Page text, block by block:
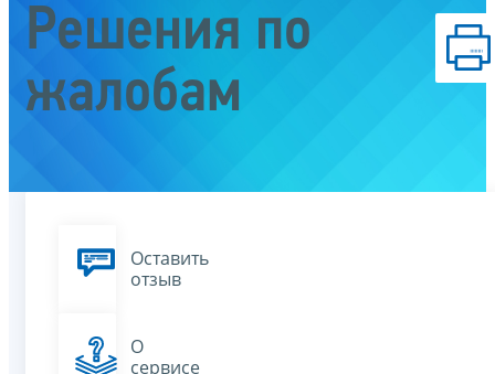
Решения по
жалобам
Оставить
отзыв
О
сервисе